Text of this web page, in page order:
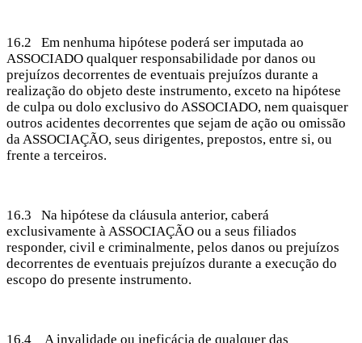
16.2 Em nenhuma hipótese poderá ser imputada ao
ASSOCIADO qualquer responsabilidade por danos ou
prejuízos decorrentes de eventuais prejuízos durante a
realização do objeto deste instrumento, exceto na hipótese
de culpa ou dolo exclusivo do ASSOCIADO, nem quaisquer
outros acidentes decorrentes que sejam de ação ou omissão
da ASSOCIAÇÃO, seus dirigentes, prepostos, entre si, ou
frente a terceiros.
16.3 Na hipótese da cláusula anterior, caberá
exclusivamente à ASSOCIAÇÃO ou a seus filiados
responder, civil e criminalmente, pelos danos ou prejuízos
decorrentes de eventuais prejuízos durante a execução do
escopo do presente instrumento.
16.4 A invalidade ou ineficácia de qualquer das